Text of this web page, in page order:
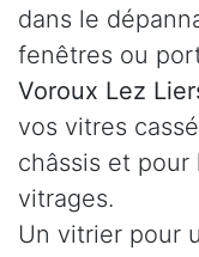
dans le
fenêtres ou
Voroux Lez
vos vitres
châssis et pour
vitrages.
Un vitrier pour